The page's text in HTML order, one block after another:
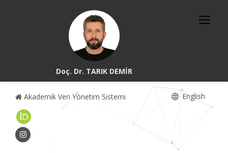
Doç. Dr. TARIK DEMİR
Akademik Veri Yönetim Sistemi English